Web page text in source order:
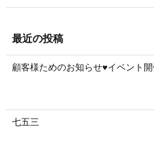
最近の投稿
顧客様ためのお知らせ♥イベント
七五三